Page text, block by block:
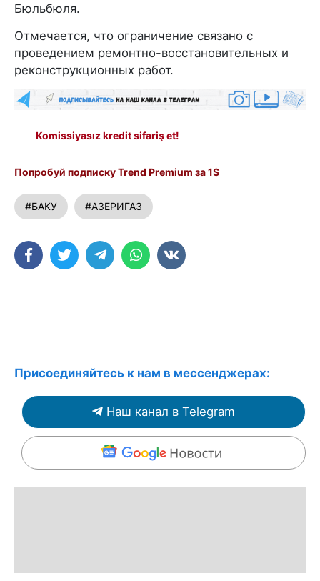
Бюльбюля.
Отмечается, что ограничение связано с
проведением ремонтно-восстановительных и
реконструкционных работ.
Komissiyasız kredit sifariş et!
Попробуй подписку Trend Premium за 1$
#БАКУ #АЗЕРИГАЗ
Присоединяйтесь к нам в мессенджерах:
Наш канал в Telegram